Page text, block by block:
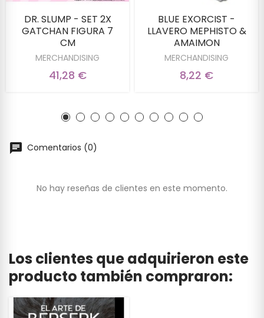
DR. SLUMP - SET 2X
GATCHAN FIGURA 7
CM
MERCHANDISING
41,28 €
BLUE EXORCIST -
LLAVERO MEPHISTO &
AMAIMON
MERCHANDISING
8,22 €
Comentarios (0)
No hay reseñas de clientes en este momento.
Los clientes que adquirieron este
producto también compraron: